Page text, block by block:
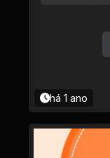
há 1 ano